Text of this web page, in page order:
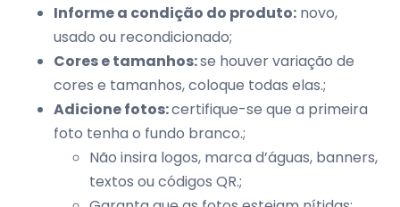
Informe a condição do produto: novo,
usado ou recondicionado;
Cores e tamanhos:se houver variação de
cores e tamanhos, coloque todas elas.;
Adicione fotos:certifique-se que a primeira
foto tenha o fundo branco.;
Não insira logos, marca d’águas, banners,
textos ou códigos QR.;